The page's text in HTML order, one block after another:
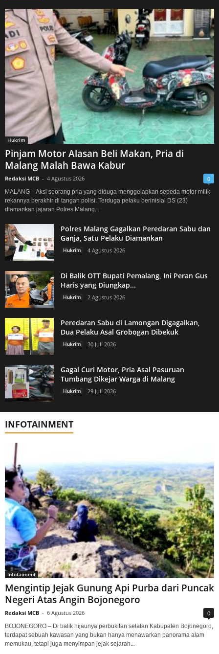
Hukrim
Pinjam Motor Alasan Beli Makan, Pria di
Malang Malah Bawa Kabur
Redaksi MCB - 4 Agustus 2026 0
MALANG – Aksi seorang pria yang diduga menggelapkan sepeda motor milik
rekannya berakhir di tangan polisi. Terduga pelaku berinisial DS (23)
diamankan jajaran Polres Malang...
Polres Malang Gagalkan Peredaran Sabu dan
Ganja, Satu Pelaku Diamankan
Hukrim 4 Agustus 2026
Di Balik OTT Bupati Pemalang, Ini Peran Gus
Haris yang Diungkap...
Hukrim 2 Agustus 2026
Peredaran Sabu di Lamongan Digagalkan,
Dua Pelaku Asal Grobogan Dibekuk
Hukrim 30 Juli 2026
Gagal Curi Motor, Pria Asal Pasuruan
Tumbang Dikejar Warga di Malang
Hukrim 29 Juli 2026
INFOTAINMENT
Infotaiment
Mengintip Jejak Gunung Api Purba dari Puncak
Negeri Atas Angin Bojonegoro
Redaksi MCB - 6 Agustus 2026 0
BOJONEGORO – Di balik hijaunya perbukitan selatan Kabupaten Bojonegoro,
terdapat sebuah kawasan yang bukan hanya menawarkan panorama alam
memukau, tetapi juga menyimpan jejak sejarah...